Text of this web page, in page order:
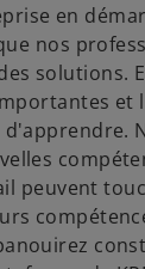
en
nos
solutions.
et
d'apprendre.
peuvent